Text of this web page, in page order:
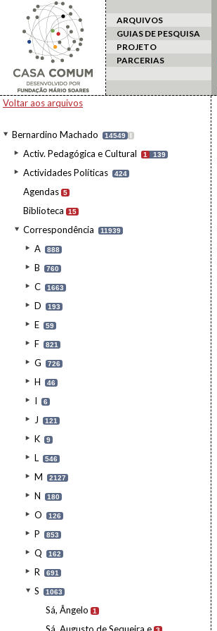
ARQUIVOS
GUIAS DE PESQUISA
PROJETO
PARCERIAS
Voltar aos arquivos
Bernardino Machado 14549 I
Activ. Pedagógica e Cultural 1 139
Actividades Políticas 424
Agendas 5
Biblioteca 15
Correspondência 11939
A 888
B 760
C 1663
D 193
E 59
F 821
G 726
H 46
I 6
J 121
K 9
L 546
M 2127
N 180
O 126
P 853
Q 162
R 691
S 1063
Sá, Ângelo 1